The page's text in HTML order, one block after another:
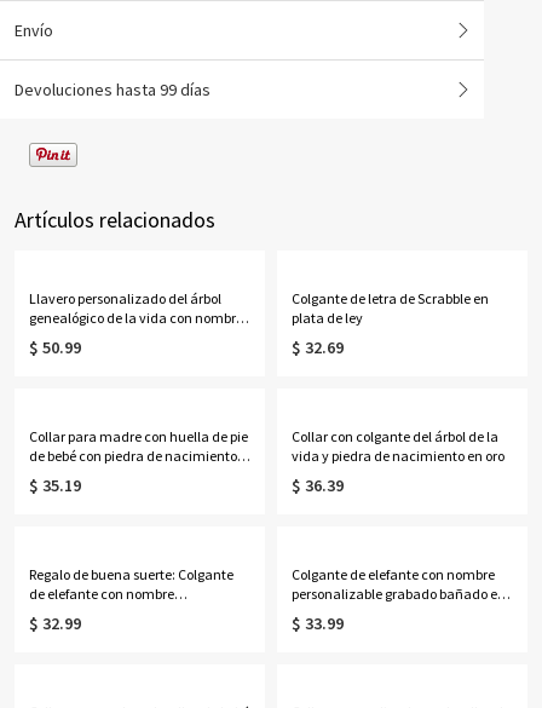
Envío
Devoluciones hasta 99 días
Artículos relacionados
Llavero personalizado del árbol
genealógico de la vida con nombres
de 1 a 13 niños
$ 50.99
Colgante de letra de Scrabble en
plata de ley
$ 32.69
Collar para madre con huella de pie
de bebé con piedra de nacimiento y
nombre grabado
$ 35.19
Collar con colgante del árbol de la
vida y piedra de nacimiento en oro
$ 36.39
Regalo de buena suerte: Colgante
de elefante con nombre
personalizable grabado
$ 32.99
Colgante de elefante con nombre
personalizable grabado bañado en
oro de 18 quilates
$ 33.99